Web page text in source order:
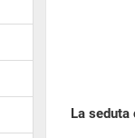
La